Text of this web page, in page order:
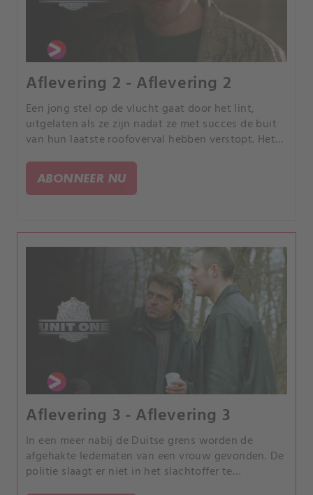
Aflevering 2 - Aflevering 2
Een jong stel op de vlucht gaat door het lint,
uitgelaten als ze zijn nadat ze met succes de buit
van hun laatste roofoverval hebben verstopt. Het
familie diepe wonden slaat.
ABONNEER NU
Aflevering 3 - Aflevering 3
In een meer nabij de Duitse grens worden de
afgehakte ledematen van een vrouw gevonden. De
politie slaagt er niet in het slachtoffer te